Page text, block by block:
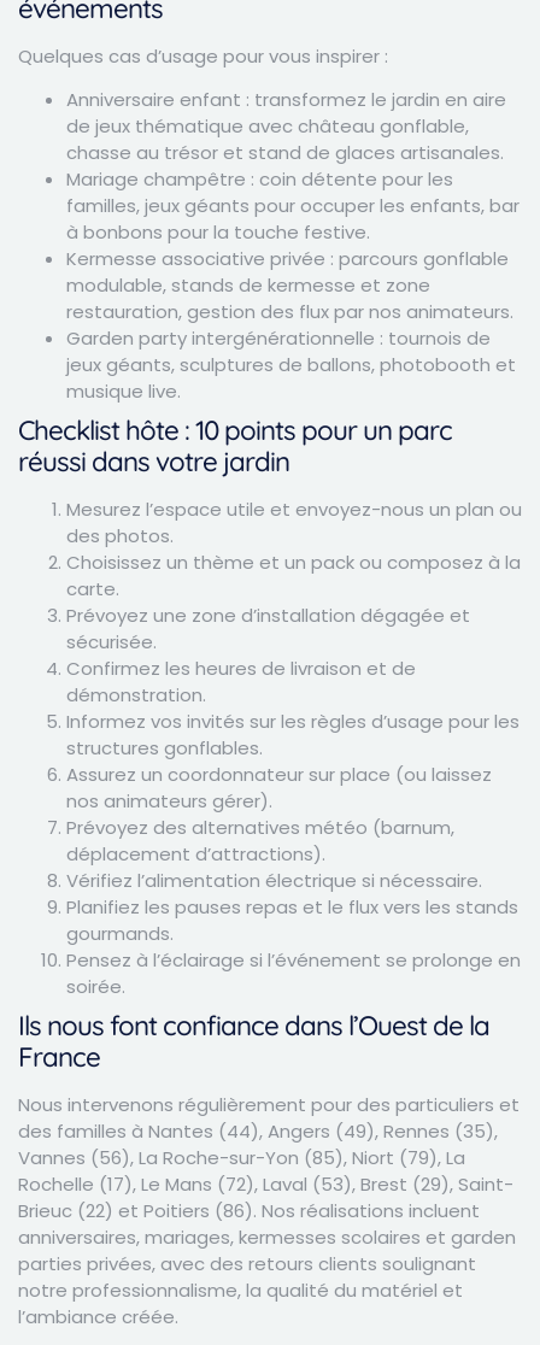
événements
Quelques cas d’usage pour vous inspirer :
Anniversaire enfant : transformez le jardin en aire
de jeux thématique avec château gonflable,
chasse au trésor et stand de glaces artisanales.
Mariage champêtre : coin détente pour les
familles, jeux géants pour occuper les enfants, bar
à bonbons pour la touche festive.
Kermesse associative privée : parcours gonflable
modulable, stands de kermesse et zone
restauration, gestion des flux par nos animateurs.
Garden party intergénérationnelle : tournois de
jeux géants, sculptures de ballons, photobooth et
musique live.
Checklist hôte : 10 points pour un parc
réussi dans votre jardin
Mesurez l’espace utile et envoyez-nous un plan ou
des photos.
Choisissez un thème et un pack ou composez à la
carte.
Prévoyez une zone d’installation dégagée et
sécurisée.
Confirmez les heures de livraison et de
démonstration.
Informez vos invités sur les règles d’usage pour les
structures gonflables.
Assurez un coordonnateur sur place (ou laissez
nos animateurs gérer).
Prévoyez des alternatives météo (barnum,
déplacement d’attractions).
Vérifiez l’alimentation électrique si nécessaire.
Planifiez les pauses repas et le flux vers les stands
gourmands.
Pensez à l’éclairage si l’événement se prolonge en
soirée.
Ils nous font confiance dans l’Ouest de la
France
Nous intervenons régulièrement pour des particuliers et
des familles à Nantes (44), Angers (49), Rennes (35),
Vannes (56), La Roche-sur-Yon (85), Niort (79), La
Rochelle (17), Le Mans (72), Laval (53), Brest (29), Saint-
Brieuc (22) et Poitiers (86). Nos réalisations incluent
anniversaires, mariages, kermesses scolaires et garden
parties privées, avec des retours clients soulignant
notre professionnalisme, la qualité du matériel et
l’ambiance créée.